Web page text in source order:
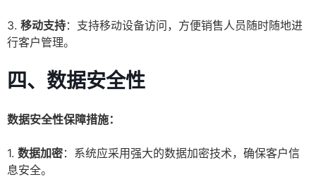
3. 移动支持：支持移动设备访问，方便销售人员随时随地进
行客户管理。
四、数据安全性
数据安全性保障措施：
1. 数据加密：系统应采用强大的数据加密技术，确保客户信
息安全。